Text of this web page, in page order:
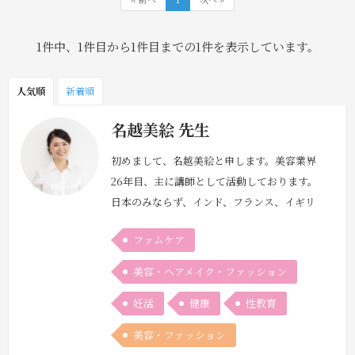
1件中、1件目から1件目までの1件を表示しています。
人気順 新着順
名越美絵 先生
初めまして、名越美絵と申します。美容業界
26年目、主に講師として活動しております。
日本のみならず、インド、フランス、イギリ
女性に寄り添うケアとして、産前産後、更年
期、ホルモンバランスに着目し、多くのサロ
ン様の教育をおこなっています。私自身が、
若い頃から月経困難症やPMSに悩まされてき
て、肌荒れもおこしてました。手術に至るよ
うになり、フランスメディカルアロマテ…
ファムケア
美容・ヘアメイク・ファッション
妊活 健康 性教育
美容・ファッション